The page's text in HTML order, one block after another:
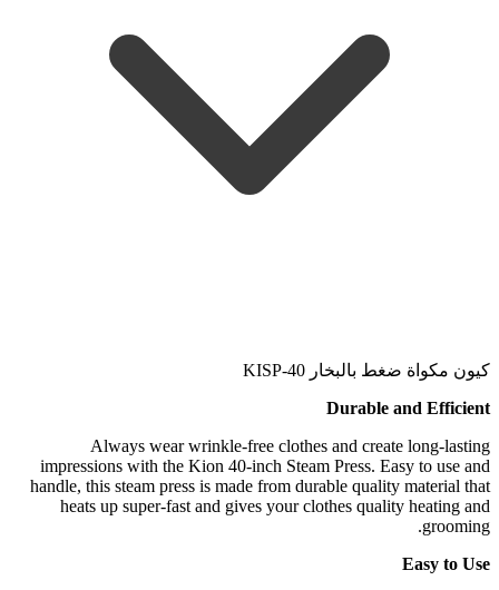
كيون مكواة ضغط بالبخار KISP-40
Durable and Efficient
Always wear wrinkle-free clothes and create long-lasting
impressions with the Kion 40-inch Steam Press. Easy to use and
handle, this steam press is made from durable quality material that
heats up super-fast and gives your clothes quality heating and
grooming.
Easy to Use